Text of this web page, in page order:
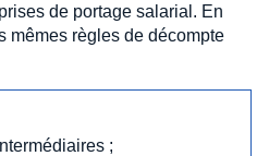
de portage salarial. En
mêmes règles de décompte
;